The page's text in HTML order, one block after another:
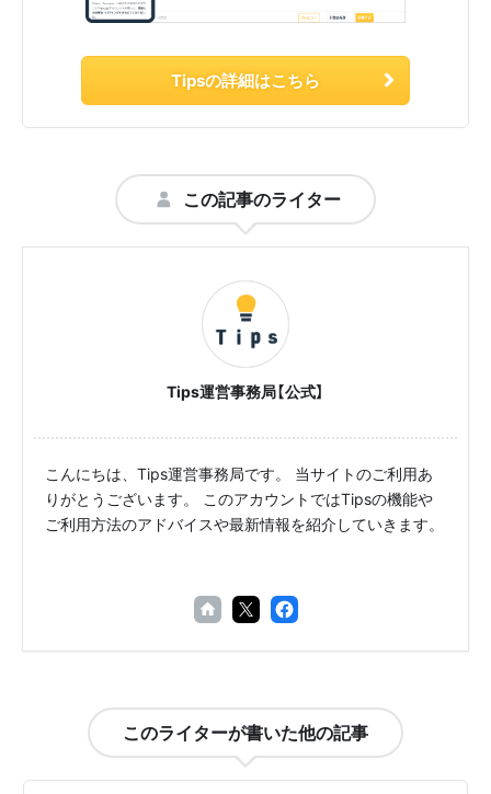
Tipsの詳細はこちら
この記事のライター
Tips運営事務局【公式】
こんにちは、Tips運営事務局です。 当サイトのご利用あ
りがとうございます。 このアカウントではTipsの機能や
ご利用方法のアドバイスや最新情報を紹介していきます。
このライターが書いた他の記事